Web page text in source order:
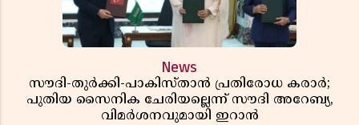
News
സൗദി-തുർക്കി-പാകിസ്താൻ പ്രതിരോധ കരാർ;
പുതിയ സൈനിക ചേരിയല്ലെന്ന് സൗദി അറേബ്യ,
വിമർശനവുമായി ഇറാൻ